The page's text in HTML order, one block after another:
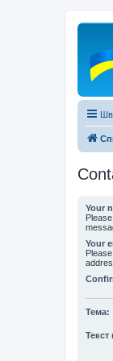
Your
Your
Тема:
Текст